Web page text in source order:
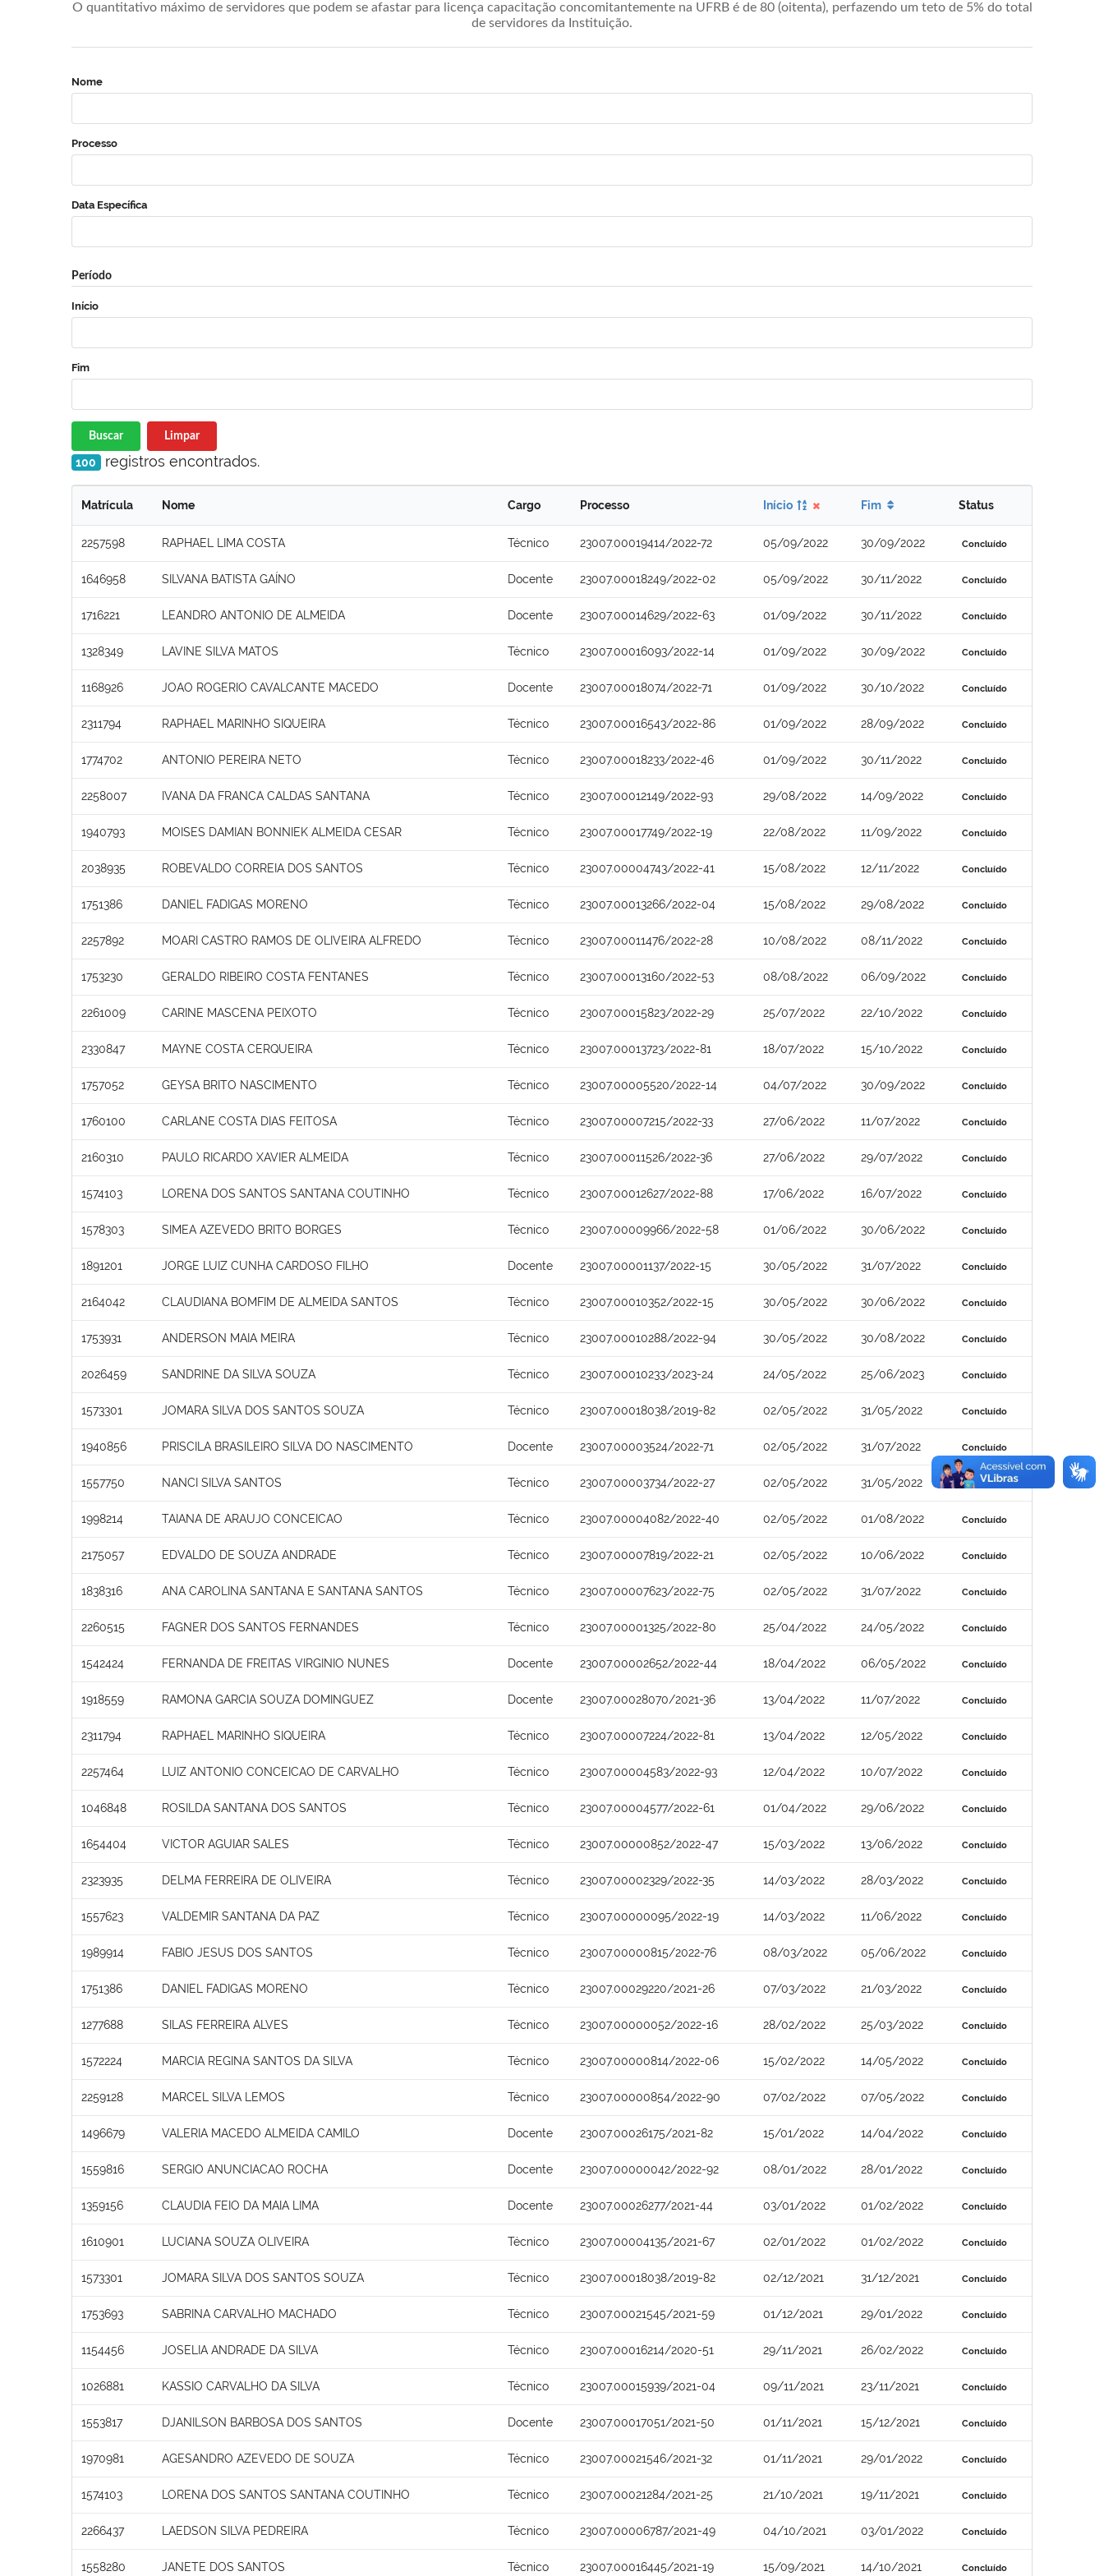
O quantitativo máximo de servidores que podem se afastar para licença capacitação concomitantemente na UFRB é de 80 (oitenta), perfazendo um teto de 5% do total
de servidores da Instituição.
Nome
Processo
Data Específica
Período
Início
Fim
Buscar Limpar
100 registros encontrados.
Matrícula Nome Cargo Processo Início Fim Status
2257598 RAPHAEL LIMA COSTA Técnico 23007.00019414/2022-72 05/09/2022 30/09/2022 Concluído
1646958 SILVANA BATISTA GAÍNO Docente 23007.00018249/2022-02 05/09/2022 30/11/2022 Concluído
1716221 LEANDRO ANTONIO DE ALMEIDA Docente 23007.00014629/2022-63 01/09/2022 30/11/2022 Concluído
1328349 LAVINE SILVA MATOS Técnico 23007.00016093/2022-14 01/09/2022 30/09/2022 Concluído
1168926 JOAO ROGERIO CAVALCANTE MACEDO Docente 23007.00018074/2022-71 01/09/2022 30/10/2022 Concluído
2311794 RAPHAEL MARINHO SIQUEIRA Técnico 23007.00016543/2022-86 01/09/2022 28/09/2022 Concluído
1774702 ANTONIO PEREIRA NETO Técnico 23007.00018233/2022-46 01/09/2022 30/11/2022 Concluído
2258007 IVANA DA FRANCA CALDAS SANTANA Técnico 23007.00012149/2022-93 29/08/2022 14/09/2022 Concluído
1940793 MOISES DAMIAN BONNIEK ALMEIDA CESAR Técnico 23007.00017749/2022-19 22/08/2022 11/09/2022 Concluído
2038935 ROBEVALDO CORREIA DOS SANTOS Técnico 23007.00004743/2022-41 15/08/2022 12/11/2022 Concluído
1751386 DANIEL FADIGAS MORENO Técnico 23007.00013266/2022-04 15/08/2022 29/08/2022 Concluído
2257892 MOARI CASTRO RAMOS DE OLIVEIRA ALFREDO Técnico 23007.00011476/2022-28 10/08/2022 08/11/2022 Concluído
1753230 GERALDO RIBEIRO COSTA FENTANES Técnico 23007.00013160/2022-53 08/08/2022 06/09/2022 Concluído
2261009 CARINE MASCENA PEIXOTO Técnico 23007.00015823/2022-29 25/07/2022 22/10/2022 Concluído
2330847 MAYNE COSTA CERQUEIRA Técnico 23007.00013723/2022-81 18/07/2022 15/10/2022 Concluído
1757052 GEYSA BRITO NASCIMENTO Técnico 23007.00005520/2022-14 04/07/2022 30/09/2022 Concluído
1760100 CARLANE COSTA DIAS FEITOSA Técnico 23007.00007215/2022-33 27/06/2022 11/07/2022 Concluído
2160310 PAULO RICARDO XAVIER ALMEIDA Técnico 23007.00011526/2022-36 27/06/2022 29/07/2022 Concluído
1574103 LORENA DOS SANTOS SANTANA COUTINHO Técnico 23007.00012627/2022-88 17/06/2022 16/07/2022 Concluído
1578303 SIMEA AZEVEDO BRITO BORGES Técnico 23007.00009966/2022-58 01/06/2022 30/06/2022 Concluído
1891201 JORGE LUIZ CUNHA CARDOSO FILHO Docente 23007.00001137/2022-15 30/05/2022 31/07/2022 Concluído
2164042 CLAUDIANA BOMFIM DE ALMEIDA SANTOS Técnico 23007.00010352/2022-15 30/05/2022 30/06/2022 Concluído
1753931 ANDERSON MAIA MEIRA Técnico 23007.00010288/2022-94 30/05/2022 30/08/2022 Concluído
2026459 SANDRINE DA SILVA SOUZA Técnico 23007.00010233/2023-24 24/05/2022 25/06/2023 Concluído
1573301 JOMARA SILVA DOS SANTOS SOUZA Técnico 23007.00018038/2019-82 02/05/2022 31/05/2022 Concluído
1940856 PRISCILA BRASILEIRO SILVA DO NASCIMENTO Docente 23007.00003524/2022-71 02/05/2022 31/07/2022 Concluído
1557750 NANCI SILVA SANTOS Técnico 23007.00003734/2022-27 02/05/2022 31/05/2022 Concluído
1998214 TAIANA DE ARAUJO CONCEICAO Técnico 23007.00004082/2022-40 02/05/2022 01/08/2022 Concluído
2175057 EDVALDO DE SOUZA ANDRADE Técnico 23007.00007819/2022-21 02/05/2022 10/06/2022 Concluído
1838316 ANA CAROLINA SANTANA E SANTANA SANTOS Técnico 23007.00007623/2022-75 02/05/2022 31/07/2022 Concluído
2260515 FAGNER DOS SANTOS FERNANDES Técnico 23007.00001325/2022-80 25/04/2022 24/05/2022 Concluído
1542424 FERNANDA DE FREITAS VIRGINIO NUNES Docente 23007.00002652/2022-44 18/04/2022 06/05/2022 Concluído
1918559 RAMONA GARCIA SOUZA DOMINGUEZ Docente 23007.00028070/2021-36 13/04/2022 11/07/2022 Concluído
2311794 RAPHAEL MARINHO SIQUEIRA Técnico 23007.00007224/2022-81 13/04/2022 12/05/2022 Concluído
2257464 LUIZ ANTONIO CONCEICAO DE CARVALHO Técnico 23007.00004583/2022-93 12/04/2022 10/07/2022 Concluído
1046848 ROSILDA SANTANA DOS SANTOS Técnico 23007.00004577/2022-61 01/04/2022 29/06/2022 Concluído
1654404 VICTOR AGUIAR SALES Técnico 23007.00000852/2022-47 15/03/2022 13/06/2022 Concluído
2323935 DELMA FERREIRA DE OLIVEIRA Técnico 23007.00002329/2022-35 14/03/2022 28/03/2022 Concluído
1557623 VALDEMIR SANTANA DA PAZ Técnico 23007.00000095/2022-19 14/03/2022 11/06/2022 Concluído
1989914 FABIO JESUS DOS SANTOS Técnico 23007.00000815/2022-76 08/03/2022 05/06/2022 Concluído
1751386 DANIEL FADIGAS MORENO Técnico 23007.00029220/2021-26 07/03/2022 21/03/2022 Concluído
1277688 SILAS FERREIRA ALVES Técnico 23007.00000052/2022-16 28/02/2022 25/03/2022 Concluído
1572224 MARCIA REGINA SANTOS DA SILVA Técnico 23007.00000814/2022-06 15/02/2022 14/05/2022 Concluído
2259128 MARCEL SILVA LEMOS Técnico 23007.00000854/2022-90 07/02/2022 07/05/2022 Concluído
1496679 VALERIA MACEDO ALMEIDA CAMILO Docente 23007.00026175/2021-82 15/01/2022 14/04/2022 Concluído
1559816 SERGIO ANUNCIACAO ROCHA Docente 23007.00000042/2022-92 08/01/2022 28/01/2022 Concluído
1359156 CLAUDIA FEIO DA MAIA LIMA Docente 23007.00026277/2021-44 03/01/2022 01/02/2022 Concluído
1610901 LUCIANA SOUZA OLIVEIRA Técnico 23007.00004135/2021-67 02/01/2022 01/02/2022 Concluído
1573301 JOMARA SILVA DOS SANTOS SOUZA Técnico 23007.00018038/2019-82 02/12/2021 31/12/2021 Concluído
1753693 SABRINA CARVALHO MACHADO Técnico 23007.00021545/2021-59 01/12/2021 29/01/2022 Concluído
1154456 JOSELIA ANDRADE DA SILVA Técnico 23007.00016214/2020-51 29/11/2021 26/02/2022 Concluído
1026881 KASSIO CARVALHO DA SILVA Técnico 23007.00015939/2021-04 09/11/2021 23/11/2021 Concluído
1553817 DJANILSON BARBOSA DOS SANTOS Docente 23007.00017051/2021-50 01/11/2021 15/12/2021 Concluído
1970981 AGESANDRO AZEVEDO DE SOUZA Técnico 23007.00021546/2021-32 01/11/2021 29/01/2022 Concluído
1574103 LORENA DOS SANTOS SANTANA COUTINHO Técnico 23007.00021284/2021-25 21/10/2021 19/11/2021 Concluído
2266437 LAEDSON SILVA PEDREIRA Técnico 23007.00006787/2021-49 04/10/2021 03/01/2022 Concluído
1558280 JANETE DOS SANTOS Técnico 23007.00016445/2021-19 15/09/2021 14/10/2021 Concluído